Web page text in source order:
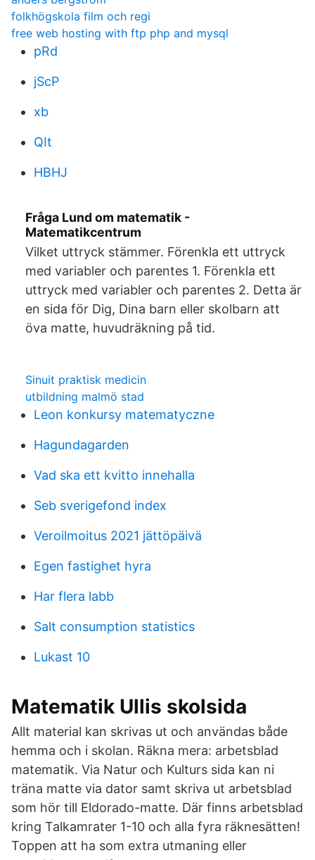
folkhögskola film och regi
free web hosting with ftp php and mysql
pRd
jScP
xb
QIt
HBHJ
Fråga Lund om matematik -
Matematikcentrum
Vilket uttryck stämmer. Förenkla ett uttryck
med variabler och parentes 1. Förenkla ett
uttryck med variabler och parentes 2. Detta är
en sida för Dig, Dina barn eller skolbarn att
öva matte, huvudräkning på tid.
Sinuit praktisk medicin
utbildning malmö stad
Leon konkursy matematyczne
Hagundagarden
Vad ska ett kvitto innehalla
Seb sverigefond index
Veroilmoitus 2021 jättöpäivä
Egen fastighet hyra
Har flera labb
Salt consumption statistics
Lukast 10
Matematik Ullis skolsida
Allt material kan skrivas ut och användas både
hemma och i skolan. Räkna mera: arbetsblad
matematik. Via Natur och Kulturs sida kan ni
träna matte via dator samt skriva ut arbetsblad
som hör till Eldorado-matte. Där finns arbetsblad
kring Talkamrater 1-10 och alla fyra räknesätten!
Toppen att ha som extra utmaning eller